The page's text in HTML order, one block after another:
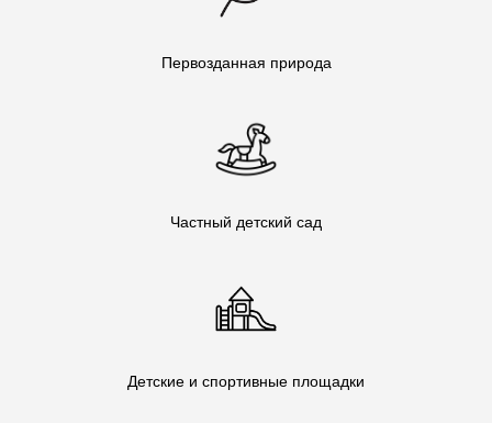
Первозданная природа
Частный детский сад
Детские и спортивные площадки